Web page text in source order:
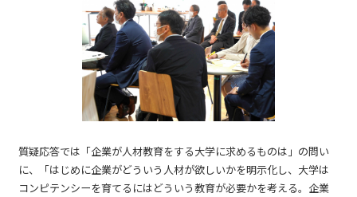
質疑応答では「企業が人材教育をする大学に求めるものは」の問い
に、「はじめに企業がどういう人材が欲しいかを明示化し、大学は
コンピテンシーを育てるにはどういう教育が必要かを考える。企業